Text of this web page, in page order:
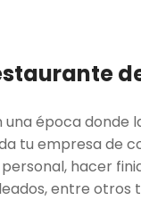
una época donde
tu empresa de
hacer
entre otros